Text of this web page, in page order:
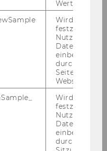
Wert von 1
Wird gesetzt,
festzustellen,
Nutzer in die
einbezogen
durch das
Website
Wird gesetzt,
festzustellen,
Nutzer in die
einbezogen
durch das